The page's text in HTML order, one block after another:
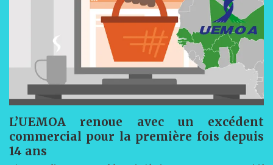
L’UEMOA renoue avec un excédent
commercial pour la première fois depuis
14 ans